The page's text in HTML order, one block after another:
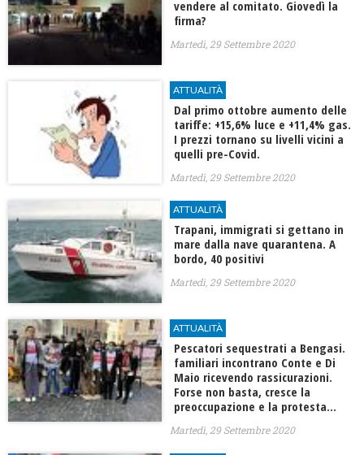
vendere al comitato. Giovedì la
firma?
Martedì, 29 Settembre 2020
ATTUALITÀ
Dal primo ottobre aumento delle
tariffe: +15,6% luce e +11,4% gas.
I prezzi tornano su livelli vicini a
quelli pre-Covid.
Martedì, 29 Settembre 2020
ATTUALITÀ
Trapani, immigrati si gettano in
mare dalla nave quarantena. A
bordo, 40 positivi
Martedì, 29 Settembre 2020
ATTUALITÀ
Pescatori sequestrati a Bengasi.
familiari incontrano Conte e Di
Maio ricevendo rassicurazioni.
Forse non basta, cresce la
preoccupazione e la protesta…
Martedì, 29 Settembre 2020